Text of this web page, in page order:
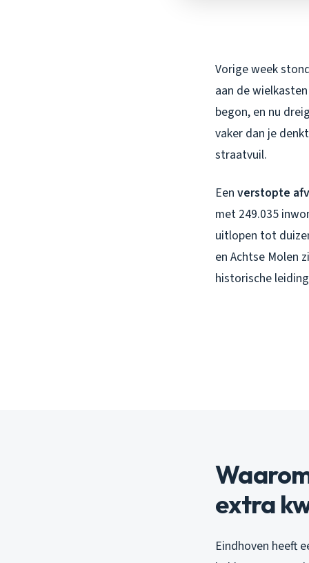
Vorige week
aan de
begon, en nu
vaker dan je
straatvuil.
Een verstopte
met 249.035
uitlopen tot
en Achtse Molen
historische
extra
Eindhoven heeft